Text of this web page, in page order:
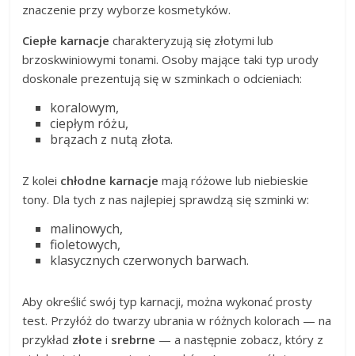
znaczenie przy wyborze kosmetyków.
Ciepłe karnacje charakteryzują się złotymi lub
brzoskwiniowymi tonami. Osoby mające taki typ urody
doskonale prezentują się w szminkach o odcieniach:
koralowym,
ciepłym różu,
brązach z nutą złota.
Z kolei chłodne karnacje mają różowe lub niebieskie
tony. Dla tych z nas najlepiej sprawdzą się szminki w:
malinowych,
fioletowych,
klasycznych czerwonych barwach.
Aby określić swój typ karnacji, można wykonać prosty
test. Przyłóż do twarzy ubrania w różnych kolorach — na
przykład złote i srebrne — a następnie zobacz, który z